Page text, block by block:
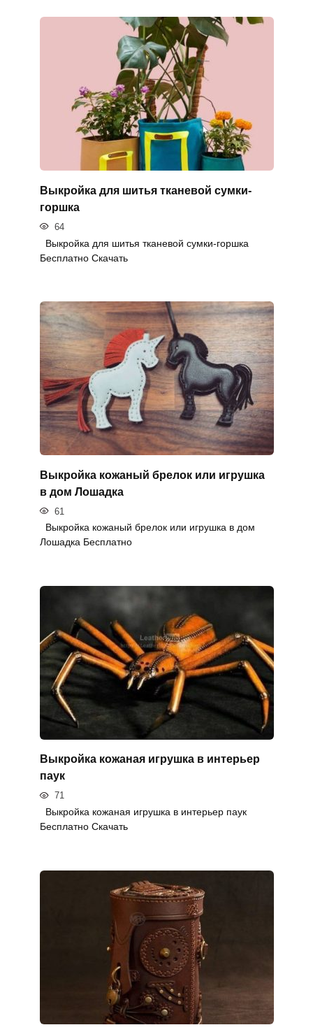
Выкройка для шитья тканевой сумки-
горшка
64
Выкройка для шитья тканевой сумки-горшка
Бесплатно Скачать
Выкройка кожаный брелок или игрушка
в дом Лошадка
61
Выкройка кожаный брелок или игрушка в дом
Лошадка Бесплатно
Выкройка кожаная игрушка в интерьер
паук
71
Выкройка кожаная игрушка в интерьер паук
Бесплатно Скачать